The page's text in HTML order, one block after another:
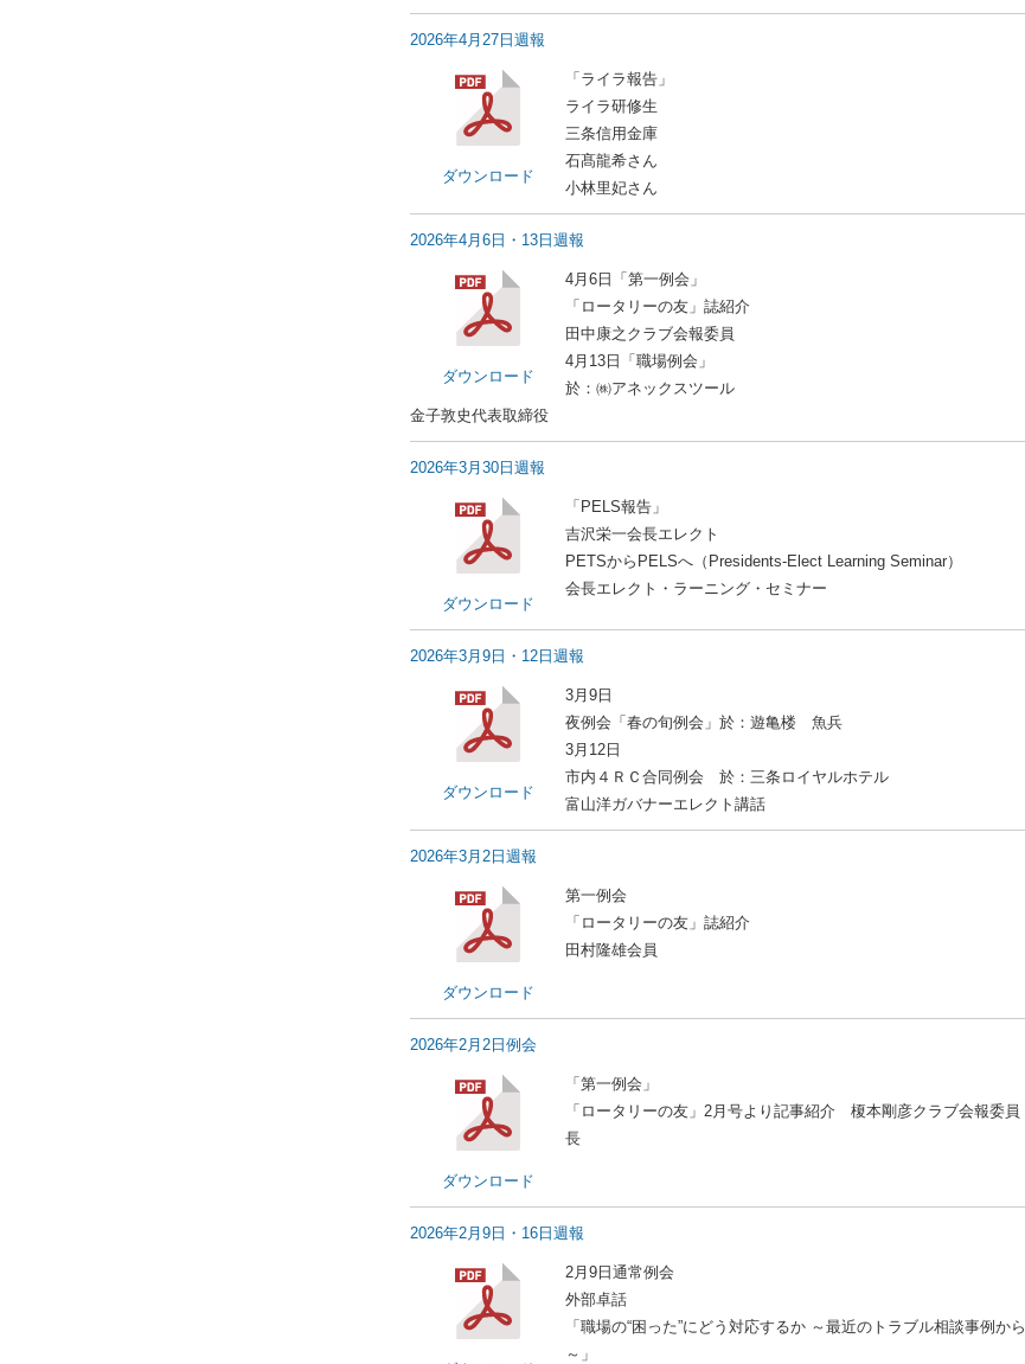
2026年4月27日週報
ダウンロード
「ライラ報告」
ライラ研修生
三条信用金庫
石髙龍希さん
小林里妃さん
2026年4月6日・13日週報
ダウンロード
4月6日「第一例会」
「ロータリーの友」誌紹介
田中康之クラブ会報委員
4月13日「職場例会」
於：㈱アネックスツール
金子敦史代表取締役
2026年3月30日週報
ダウンロード
「PELS報告」
吉沢栄一会長エレクト
PETSからPELSへ（Presidents-Elect Learning Seminar）
会長エレクト・ラーニング・セミナー
2026年3月9日・12日週報
ダウンロード
3月9日
夜例会「春の旬例会」於：遊亀楼 魚兵
3月12日
市内４ＲＣ合同例会 於：三条ロイヤルホテル
富山洋ガバナーエレクト講話
2026年3月2日週報
ダウンロード
第一例会
「ロータリーの友」誌紹介
田村隆雄会員
2026年2月2日例会
ダウンロード
「第一例会」
「ロータリーの友」2月号より記事紹介 榎本剛彦クラブ会報委員
長
2026年2月9日・16日週報
2月9日通常例会
外部卓話
「職場の“困った”にどう対応するか ～最近のトラブル相談事例から
～」